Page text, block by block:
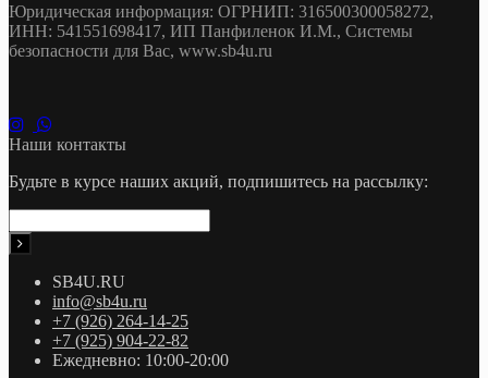
Юридическая информация: ОГРНИП: 316500300058272,
ИНН: 541551698417, ИП Панфиленок И.М., Системы
безопасности для Вас, www.sb4u.ru
Наши контакты
Будьте в курсе наших акций, подпишитесь на рассылку:
SB4U.RU
info@sb4u.ru
+7 (926) 264-14-25
+7 (925) 904-22-82
Ежедневно: 10:00-20:00